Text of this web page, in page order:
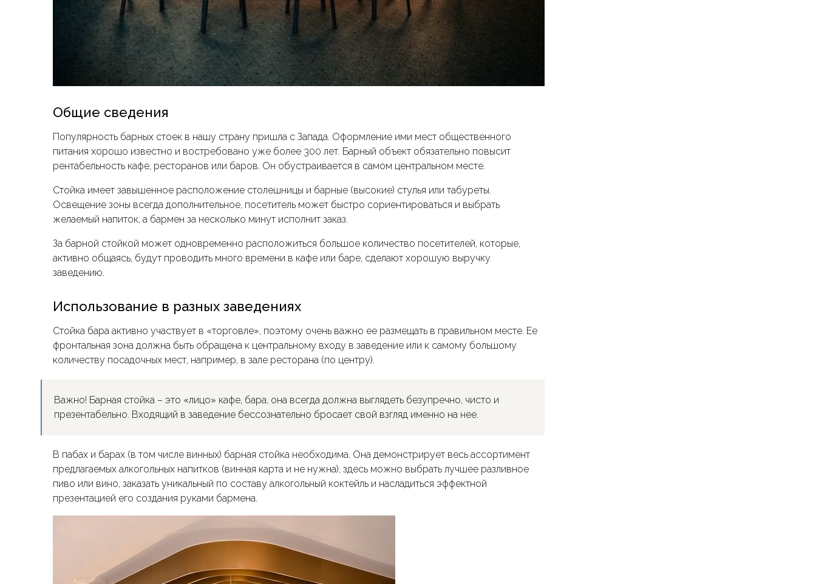
Общие сведения
Популярность барных стоек в нашу страну пришла с Запада. Оформление ими мест общественного
питания хорошо известно и востребовано уже более 300 лет. Барный объект обязательно повысит
рентабельность кафе, ресторанов или баров. Он обустраивается в самом центральном месте.
Стойка имеет завышенное расположение столешницы и барные (высокие) стулья или табуреты.
Освещение зоны всегда дополнительное, посетитель может быстро сориентироваться и выбрать
желаемый напиток, а бармен за несколько минут исполнит заказ.
За барной стойкой может одновременно расположиться большое количество посетителей, которые,
активно общаясь, будут проводить много времени в кафе или баре, сделают хорошую выручку
заведению.
Использование в разных заведениях
Стойка бара активно участвует в «торговле», поэтому очень важно ее размещать в правильном месте. Ее
фронтальная зона должна быть обращена к центральному входу в заведение или к самому большому
количеству посадочных мест, например, в зале ресторана (по центру).
Важно! Барная стойка – это «лицо» кафе, бара, она всегда должна выглядеть безупречно, чисто и
презентабельно. Входящий в заведение бессознательно бросает свой взгляд именно на нее.
В пабах и барах (в том числе винных) барная стойка необходима. Она демонстрирует весь ассортимент
предлагаемых алкогольных напитков (винная карта и не нужна), здесь можно выбрать лучшее разливное
пиво или вино, заказать уникальный по составу алкогольный коктейль и насладиться эффектной
презентацией его создания руками бармена.